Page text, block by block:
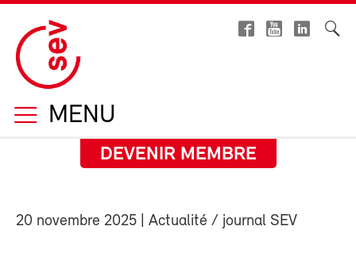
MENU
DEVENIR MEMBRE
20 novembre 2025 | Actualité / journal SEV